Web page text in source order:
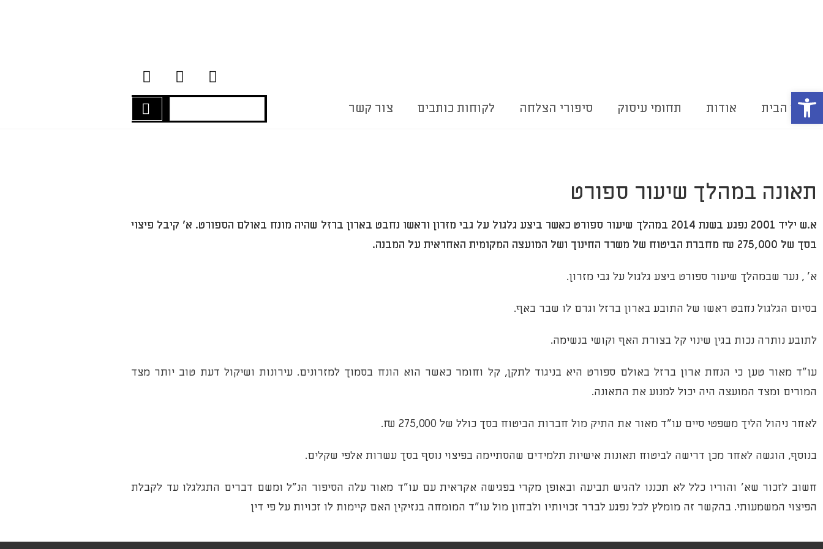
דף הבית אודות תחומי עיסוק סיפורי הצלחה לקוחות כותבים צור קשר
תאונה במהלך שיעור ספורט
א.ש יליד 2001 נפגע בשנת 2014 במהלך שיעור ספורט כאשר ביצע גלגול על גבי מזרון וראשו נחבט בארון ברזל שהיה מונח באולם הספורט. א' קיבל פיצוי
בסך של 275,000 ₪ מחברת הביטוח של משרד החינוך ושל המועצה המקומית האחראית על המבנה.
א' , נער שבמהלך שיעור ספורט ביצע גלגול על גבי מזרון.
בסיום הגלגול נחבט ראשו של התובע בארון ברזל וגרם לו שבר באף.
לתובע נותרה נכות בגין שינוי קל בצורת האף וקושי בנשימה.
עו"ד מאור טען כי הנחת ארון ברזל באולם ספורט היא בניגוד לתקן, קל וחומר כאשר הוא הונח בסמוך למזרונים. עירונות ושיקול דעת טוב יותר מצד
המורים ומצד המועצה היה יכול למנוע את התאונה.
לאחר ניהול הליך משפטי סיים עו"ד מאור את התיק מול חברות הביטוח בסך כולל של 275,000 ₪.
בנוסף, הוגשה לאחר מכן דרישה לביטוח תאונות אישיות תלמידים שהסתיימה בפיצוי נוסף בסך עשרות אלפי שקלים.
חשוב לזכור שא' והוריו כלל לא תכננו להגיש תביעה ובאופן מקרי בפגישה אקראית עם עו"ד מאור עלה הסיפור הנ"ל ומשם דברים התגלגלו עד לקבלת
הפיצוי המשמעותי. בהקשר זה מומלץ לכל נפגע לברר זכויותיו ולבחון מול עו"ד המומחה בנזיקין האם קיימות לו זכויות על פי דין
פתח סרגל נגישות